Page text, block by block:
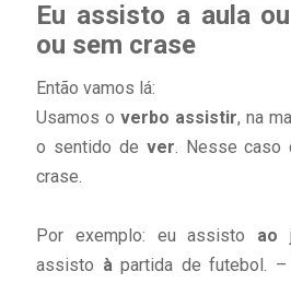
Eu assisto a aula
ou sem crase
Então vamos lá:
Usamos overbo assistir, na
o sentido de ver. Nesse caso
crase.
Por exemplo: eu assisto ao
assisto àpartida de futebol. –